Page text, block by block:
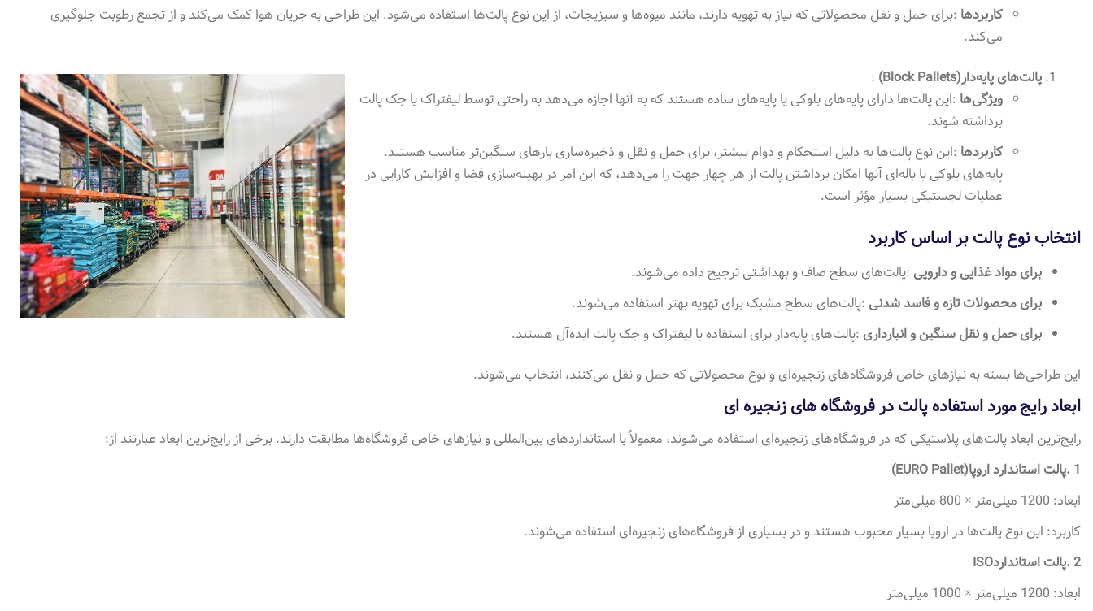
کاربردها :برای حمل و نقل محصولاتی که نیاز به تهویه دارند، مانند میوه‌ها و سبزیجات، از این نوع پالت‌ها استفاده می‌شود. این طراحی به جریان هوا کمک می‌کند و از تجمع رطوبت جلوگیری
می‌کند.
پالت‌های پایه‌دار(Block Pallets)
:
ویژگی‌ها :این پالت‌ها دارای پایه‌های بلوکی یا پایه‌های ساده هستند که به آنها اجازه می‌دهد به راحتی توسط لیفتراک یا جک پالت
برداشته شوند.
کاربردها :این نوع پالت‌ها به دلیل استحکام و دوام بیشتر، برای حمل و نقل و ذخیره‌سازی بارهای سنگین‌تر مناسب هستند.
پایه‌های بلوکی یا باله‌ای آنها امکان برداشتن پالت از هر چهار جهت را می‌دهد، که این امر در بهینه‌سازی فضا و افزایش کارایی در
عملیات لجستیکی بسیار مؤثر است.
انتخاب نوع پالت بر اساس کاربرد
برای مواد غذایی و دارویی :پالت‌های سطح صاف و بهداشتی ترجیح داده می‌شوند.
برای محصولات تازه و فاسد شدنی :پالت‌های سطح مشبک برای تهویه بهتر استفاده می‌شوند.
برای حمل و نقل سنگین و انبارداری:پالت‌های پایه‌دار برای استفاده با لیفتراک و جک پالت ایده‌آل هستند.
این طراحی‌ها بسته به نیازهای خاص فروشگاه‌های زنجیره‌ای و نوع محصولاتی که حمل و نقل می‌کنند، انتخاب می‌شوند.
ابعاد رایج مورد استفاده پالت در فروشگاه های زنجیره ای
رایج‌ترین ابعاد پالت‌های پلاستیکی که در فروشگاه‌های زنجیره‌ای استفاده می‌شوند، معمولاً با استانداردهای بین‌المللی و نیازهای خاص فروشگاه‌ها مطابقت دارند. برخی از رایج‌ترین ابعاد عبارتند از:
1
.پالت استاندارد اروپا(EURO Pallet)
ابعاد: 1200 میلی‌متر × 800 میلی‌متر
کاربرد: این نوع پالت‌ها در اروپا بسیار محبوب هستند و در بسیاری از فروشگاه‌های زنجیره‌ای استفاده می‌شوند.
2
.پالت استانداردISO
ابعاد: 1200 میلی‌متر × 1000 میلی‌متر